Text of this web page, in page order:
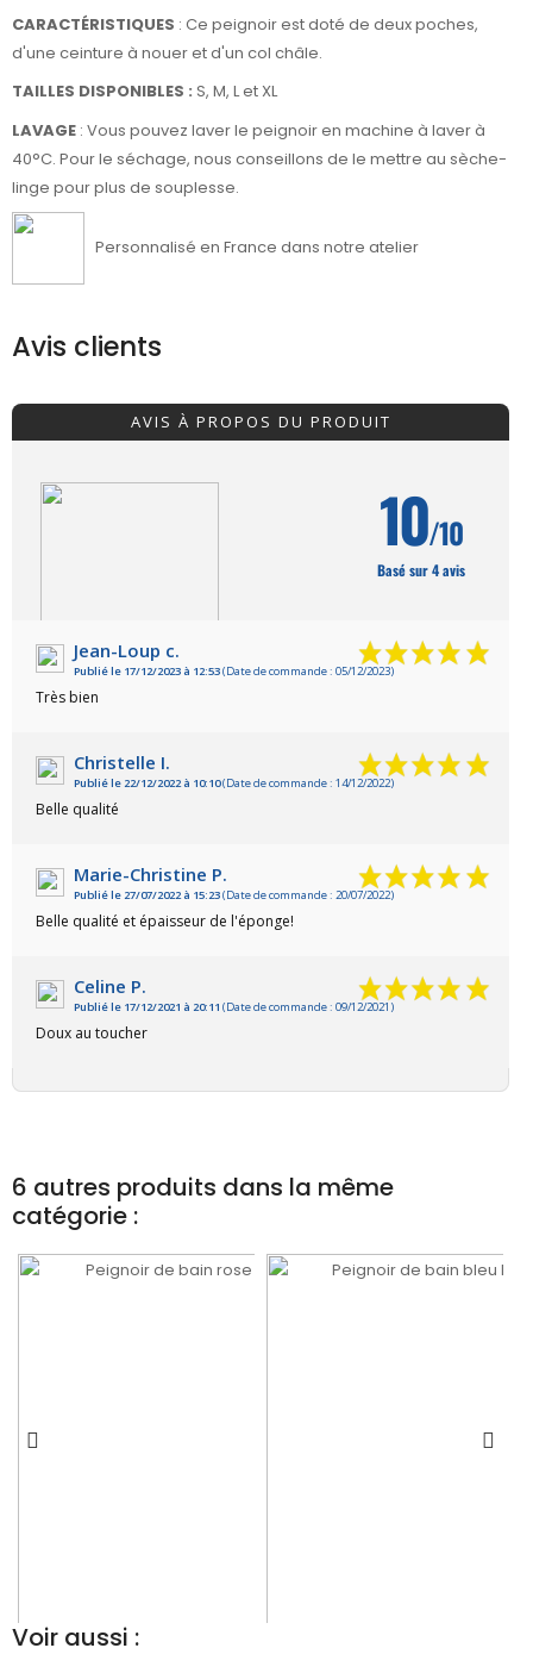
CARACTÉRISTIQUES : Ce peignoir est doté de deux poches,
d'une ceinture à nouer et d'un col châle.
TAILLES DISPONIBLES : S, M, L et XL
LAVAGE : Vous pouvez laver le peignoir en machine à laver à
40°C. Pour le séchage, nous conseillons de le mettre au sèche-
linge pour plus de souplesse.
Personnalisé en France dans notre atelier
Avis clients
AVIS À PROPOS DU PRODUIT
VOIR L'ATTESTATION
10/10
Basé sur 4 avis
Jean-Loup c.
Publié le 17/12/2023 à 12:53(Date de commande : 05/12/2023)
Très bien
Christelle I.
Publié le 22/12/2022 à 10:10(Date de commande : 14/12/2022)
Belle qualité
Marie-Christine P.
Publié le 27/07/2022 à 15:23(Date de commande : 20/07/2022)
Belle qualité et épaisseur de l'éponge!
Celine P.
Publié le 17/12/2021 à 20:11 (Date de commande : 09/12/2021)
Doux au toucher
6 autres produits dans la même
catégorie :
Voir aussi :